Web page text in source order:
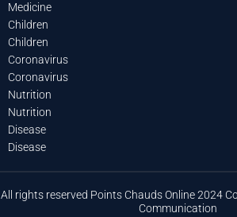
Medicine
Children
Children
Coronavirus
Coronavirus
Nutrition
Nutrition
Disease
Disease
All rights reserved Points Chauds Online 2024
Communication